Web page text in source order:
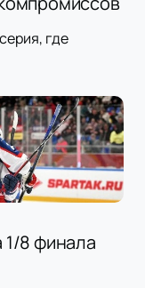
где
8 финала